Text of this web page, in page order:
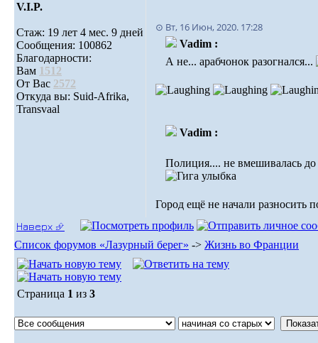
V.I.P.
Стаж: 19 лет 4 мес. 9 дней
Сообщения: 100862
Благодарности:
Вам 1512
От Вас 2572
Откуда вы: Suid-Afrika,
Transvaal
⊙ Вт, 16 Июн, 2020. 17:28
Vadim :
А не... арабчонок разогнался...
Vadim :
Полиция.... не вмешивалась до
Город ещё не начали разносить
Наверх ⮵
Список форумов «Лазурный берег» -> Жизнь во Франции
Страница 1 из 3